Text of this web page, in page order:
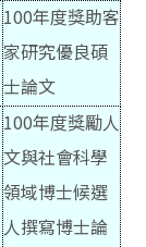
100年度獎助客
家研究優良碩
士論文
100年度獎勵人
文與社會科學
領域博士候選
人撰寫博士論